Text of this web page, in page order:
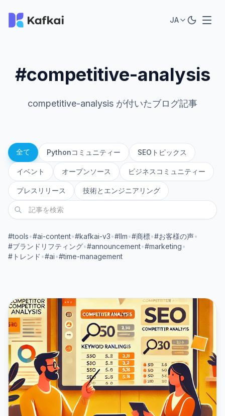
JA
#competitive-analysis
competitive-analysis が付いたブログ記事
全て Pythonコミュニティー SEOトピックス
イベント オープンソース ビジネスコミュニティー
プレスリリース 技術とエンジニアリング
#tools•#ai-content•#kafkai-v3•#llm•#商標•#お客様の声•
#ブランドリフティング•#announcement•#marketing•
#トレンド •#ai•#time-management